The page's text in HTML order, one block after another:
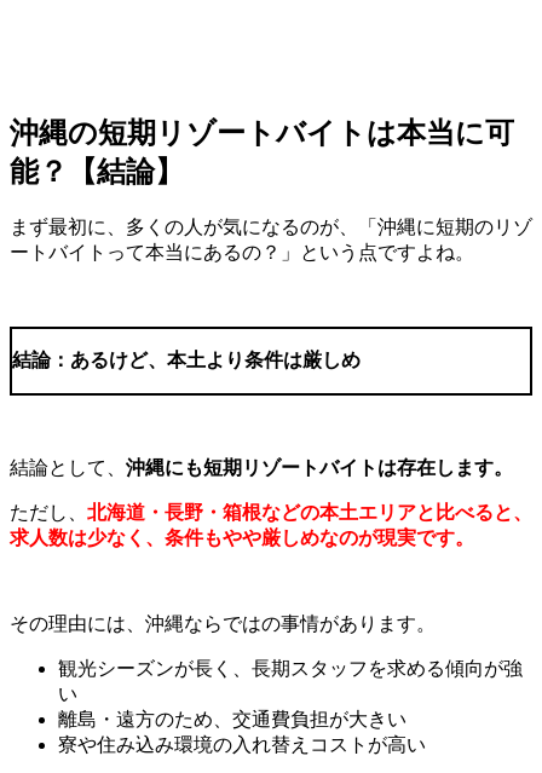
沖縄の短期リゾートバイトは本当に可
能？【結論】
まず最初に、多くの人が気になるのが、「沖縄に短期のリゾ
ートバイトって本当にあるの？」という点ですよね。
結論：あるけど、本土より条件は厳しめ
結論として、 沖縄にも短期リゾートバイトは存在します。
ただし、 北海道・長野・箱根などの本土エリアと比べると、
求人数は少なく、条件もやや厳しめなのが現実です。
その理由には、沖縄ならではの事情があります。
観光シーズンが長く、長期スタッフを求める傾向が強
い
離島・遠方のため、交通費負担が大きい
寮や住み込み環境の入れ替えコストが高い